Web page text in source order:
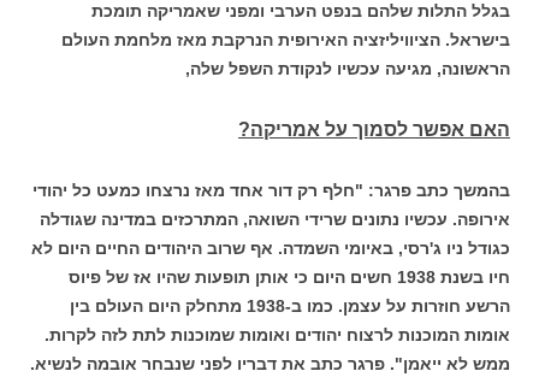
בגלל התלות שלהם בנפט הערבי ומפני שאמריקה תומכת
בישראל. הציוויליזציה האירופית הנרקבת מאז מלחמת העולם
הראשונה, מגיעה עכשיו לנקודת השפל שלה,
האם אפשר לסמוך על אמריקה?
בהמשך כתב פרגר: "חלף רק דור אחד מאז נרצחו כמעט כל יהודי
אירופה. עכשיו נתונים שרידי השואה, המתרכזים במדינה שגודלה
כגודל ניו ג'רסי, באיומי השמדה. אף שרוב היהודים החיים היום לא
חיו בשנת 1938 חשים היום כי אותן תופעות שהיו אז של פיוס
הרשע חוזרות על עצמן. כמו ב-1938 מתחלק היום העולם בין
אומות המוכנות לרצוח יהודים ואומות שמוכנות לתת לזה לקרות.
ממש לא ייאמן". פרגר כתב את דבריו לפני שנבחר אובמה לנשיא.